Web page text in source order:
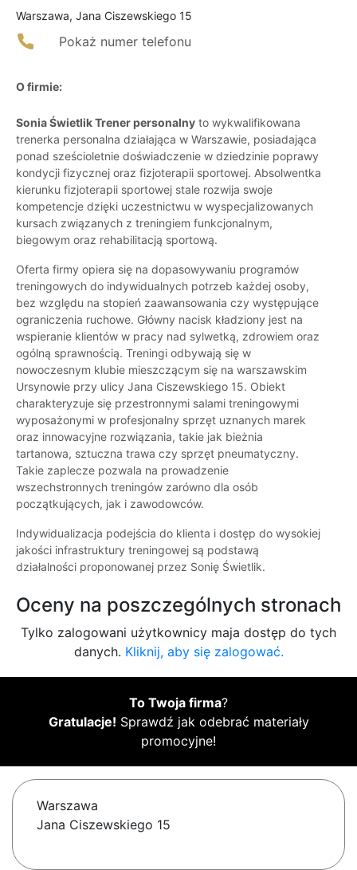
Warszawa, Jana Ciszewskiego 15
Pokaż numer telefonu
O firmie:
Sonia Świetlik Trener personalny to wykwalifikowana
trenerka personalna działająca w Warszawie, posiadająca
ponad sześcioletnie doświadczenie w dziedzinie poprawy
kondycji fizycznej oraz fizjoterapii sportowej. Absolwentka
kierunku fizjoterapii sportowej stale rozwija swoje
kompetencje dzięki uczestnictwu w wyspecjalizowanych
kursach związanych z treningiem funkcjonalnym,
biegowym oraz rehabilitacją sportową.
Oferta firmy opiera się na dopasowywaniu programów
treningowych do indywidualnych potrzeb każdej osoby,
bez względu na stopień zaawansowania czy występujące
ograniczenia ruchowe. Główny nacisk kładziony jest na
wspieranie klientów w pracy nad sylwetką, zdrowiem oraz
ogólną sprawnością. Treningi odbywają się w
nowoczesnym klubie mieszczącym się na warszawskim
Ursynowie przy ulicy Jana Ciszewskiego 15. Obiekt
charakteryzuje się przestronnymi salami treningowymi
wyposażonymi w profesjonalny sprzęt uznanych marek
oraz innowacyjne rozwiązania, takie jak bieżnia
tartanowa, sztuczna trawa czy sprzęt pneumatyczny.
Takie zaplecze pozwala na prowadzenie
wszechstronnych treningów zarówno dla osób
początkujących, jak i zawodowców.
Indywidualizacja podejścia do klienta i dostęp do wysokiej
jakości infrastruktury treningowej są podstawą
działalności proponowanej przez Sonię Świetlik.
Oceny na poszczególnych stronach
Tylko zalogowani użytkownicy maja dostęp do tych
danych. Kliknij, aby się zalogować.
To Twoja firma?
Gratulacje! Sprawdź jak odebrać materiały
promocyjne!
Warszawa
Jana Ciszewskiego 15